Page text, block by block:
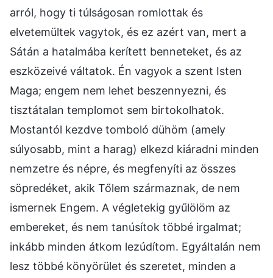
arról, hogy ti túlságosan romlottak és
elvetemültek vagytok, és ez azért van, mert a
Sátán a hatalmába kerített benneteket, és az
eszközeivé váltatok. Én vagyok a szent Isten
Maga; engem nem lehet beszennyezni, és
tisztátalan templomot sem birtokolhatok.
Mostantól kezdve tomboló dühöm (amely
súlyosabb, mint a harag) elkezd kiáradni minden
nemzetre és népre, és megfenyíti az összes
söpredéket, akik Tőlem származnak, de nem
ismernek Engem. A végletekig gyűlölöm az
embereket, és nem tanúsítok többé irgalmat;
inkább minden átkom lezúdítom. Egyáltalán nem
lesz többé könyörület és szeretet, minden a